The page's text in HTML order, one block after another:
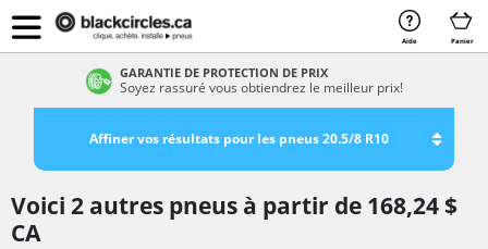
Aide Panier
GARANTIE DE PROTECTION DE PRIX
Soyez rassuré vous obtiendrez le meilleur prix!
Affiner vos résultats pour les pneus 20.5/8 R10
Voici 2 autres pneus à partir de 168,24 $
CA